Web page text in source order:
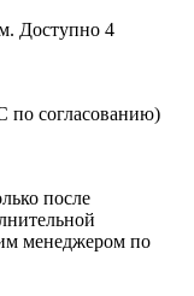
Доступно 4
по согласованию)
после
менеджером по